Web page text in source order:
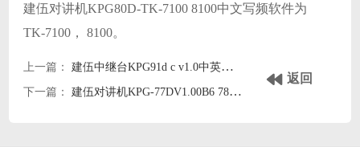
建伍对讲机KPG80D-TK-7100 8100中文写频软件为
TK-7100， 8100。
上一篇：
建伍中继台KPG91d c v1.0中英写频软件
下一篇：
建伍对讲机KPG-77DV1.00B6 782英文写频软件
返回